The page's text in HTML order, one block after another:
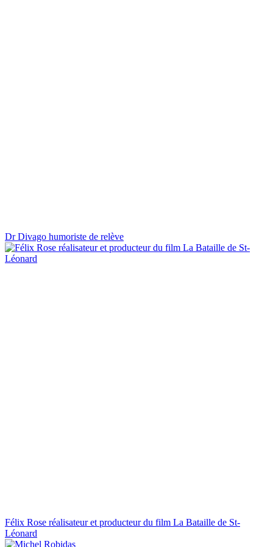
Dr Divago humoriste de relève
Félix Rose réalisateur et producteur du film La Bataille de St-
Léonard